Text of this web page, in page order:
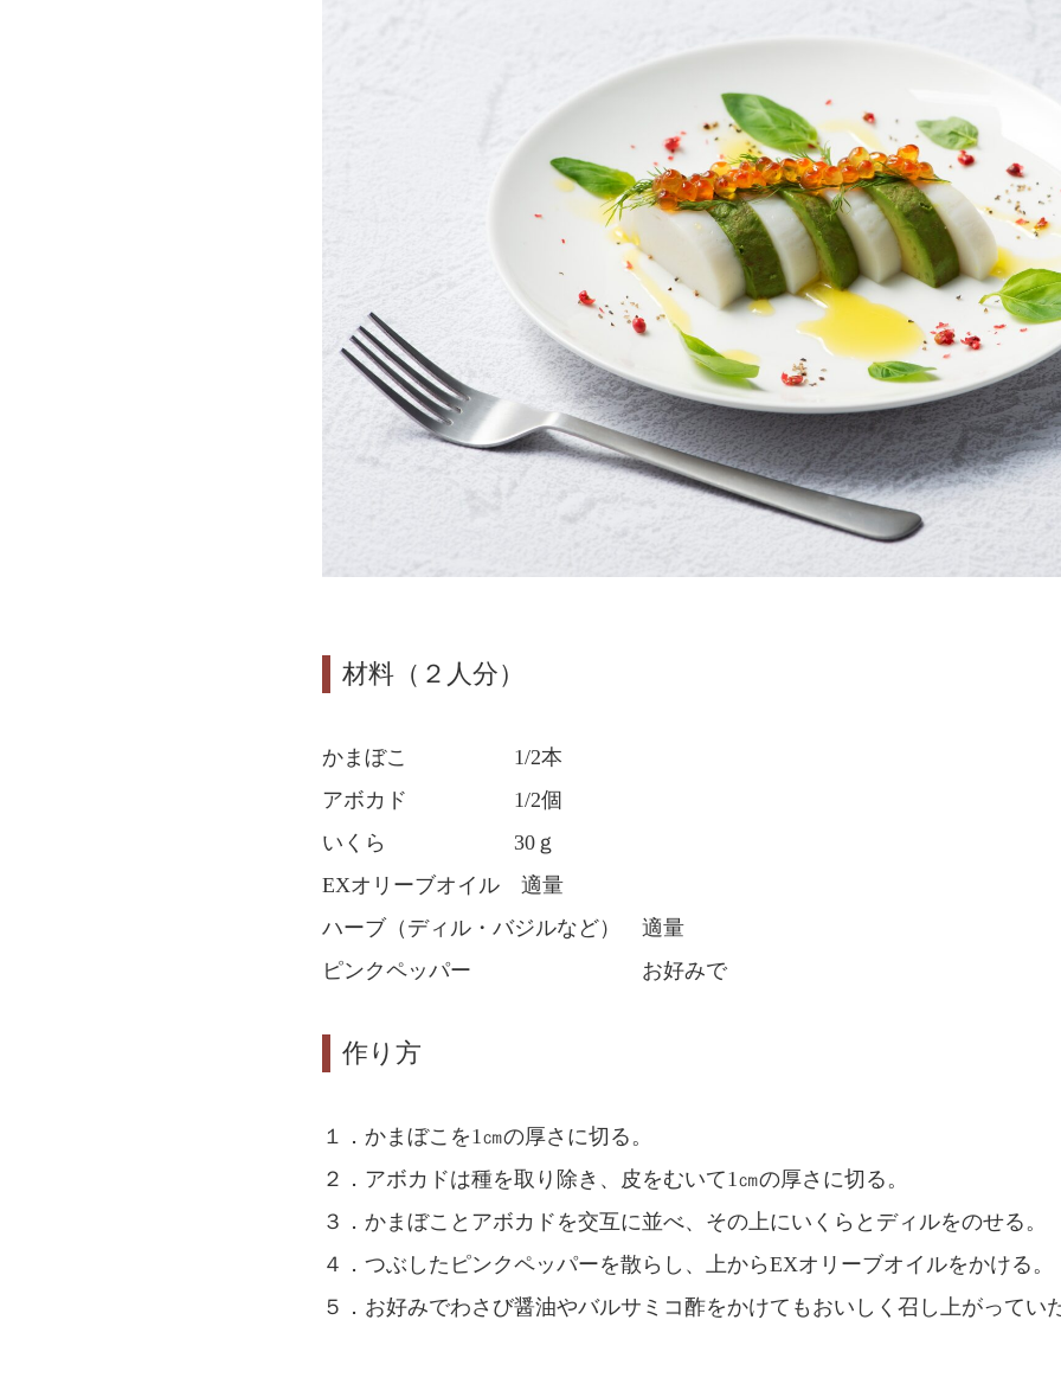
材料（２人分）
かまぼこ 1/2本
アボカド 1/2個
いくら 30ｇ
EXオリーブオイル 適量
ハーブ（ディル・バジルなど） 適量
ピンクペッパー お好みで
作り方
１．かまぼこを1㎝の厚さに切る。
２．アボカドは種を取り除き、皮をむいて1㎝の厚さに切る。
３．かまぼことアボカドを交互に並べ、その上にいくらとディルをのせる。
４．つぶしたピンクペッパーを散らし、上からEXオリーブオイルをかける。
５．お好みでわさび醤油やバルサミコ酢をかけてもおいしく召し上がってい